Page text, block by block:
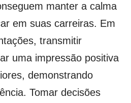
manter a calma
em suas carreiras. Em
transmitir
uma impressão positiva
demonstrando
Tomar decisões